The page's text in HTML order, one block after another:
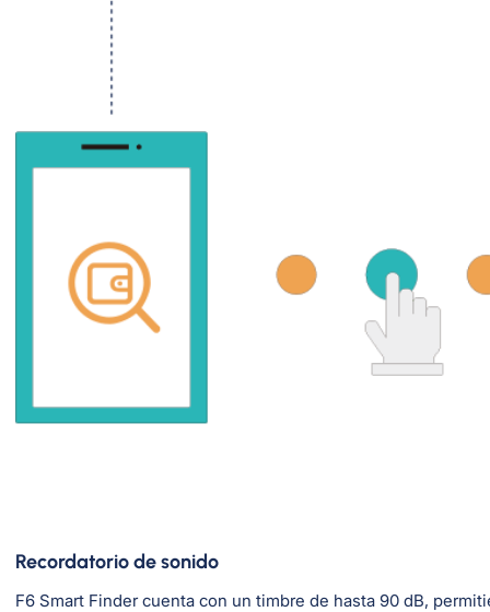
Recordatorio de sonido
F6 Smart Finder cuenta con un timbre de hasta 90 dB,